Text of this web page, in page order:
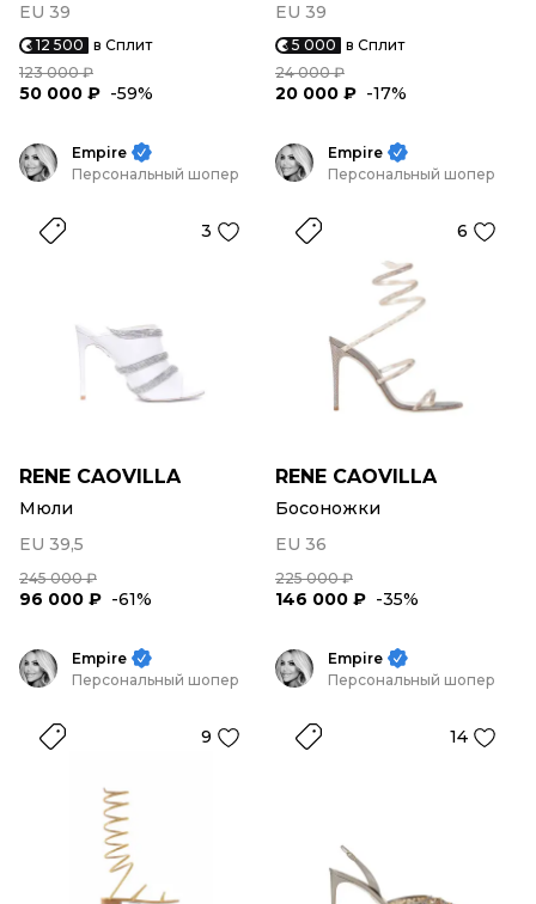
EU 39
12 500 в Сплит
123 000 ₽
50 000 ₽ -59%
EU 39
5 000 в Сплит
24 000 ₽
20 000 ₽ -17%
Empire
Персональный шопер
3
RENE CAOVILLA
Мюли
EU 39,5
245 000 ₽
96 000 ₽ -61%
Empire
Персональный шопер
6
RENE CAOVILLA
Босоножки
EU 36
225 000 ₽
146 000 ₽ -35%
Empire
Персональный шопер
9
Empire
Персональный шопер
14